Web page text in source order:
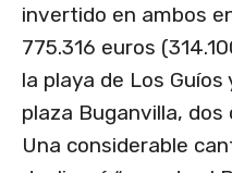
invertido en ambos
775.316 euros
la playa de Los Guíos
plaza Buganvilla, dos
Una considerable